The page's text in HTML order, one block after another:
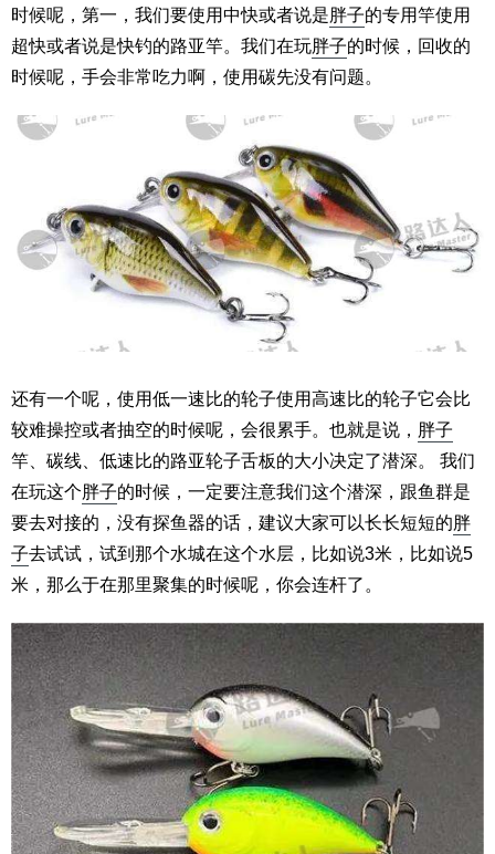
时候呢，第一，我们要使用中快或者说是 胖子的专用竿使用
超快或者说是快钓的路亚竿。我们在玩胖子的时候，回收的
时候呢，手会非常吃力啊，使用碳先没有问题。
还有一个呢，使用低一速比的轮子使用高速比的轮子它会比
较难操控或者抽空的时候呢，会很累手。也就是说， 胖子
竿、碳线、低速比的路亚轮子舌板的大小决定了潜深。 我们
在玩这个 胖子的时候，一定要注意我们这个潜深，跟鱼群是
要去对接的，没有探鱼器的话，建议大家可以长长短短的 胖
子去试试，试到那个水城在这个水层，比如说3米，比如说5
米，那么于在那里聚集的时候呢，你会连杆了。